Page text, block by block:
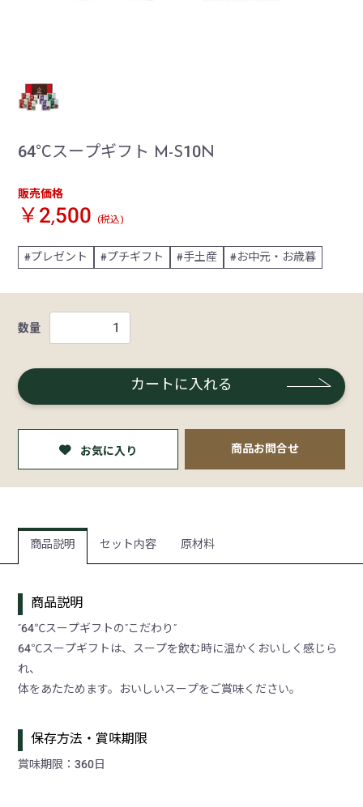
64℃スープギフト M-S10N
販売価格
￥2,500 (税込)
プレゼント プチギフト 手土産 お中元・お歳暮
数量
カートに入れる
お気に入り 商品お問合せ
商品説明 セット内容 原材料
商品説明
“64℃スープギフトの“こだわり”
64℃スープギフトは、スープを飲む時に温かくおいしく感じら
れ、
体をあたためます。おいしいスープをご賞味ください。
保存方法・賞味期限
賞味期限：360日